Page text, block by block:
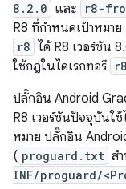
8.2.0 และ r8-
R8 ที่กำหนดเป้าหมาย
r8 ได้ R8 เวอร์ชัน
ใช้กฎในไดเรกทอรี
ปลั๊กอิน Android
R8 เวอร์ชันปัจจุบันใช้
หมาย ปลั๊กอิน
( proguard.txt ส
INF/proguard/